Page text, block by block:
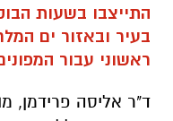
ד"ר אליסה פרידמן,
במרפאת כללית
הקימה עמדת טיפול
למרחבים מוגנים,